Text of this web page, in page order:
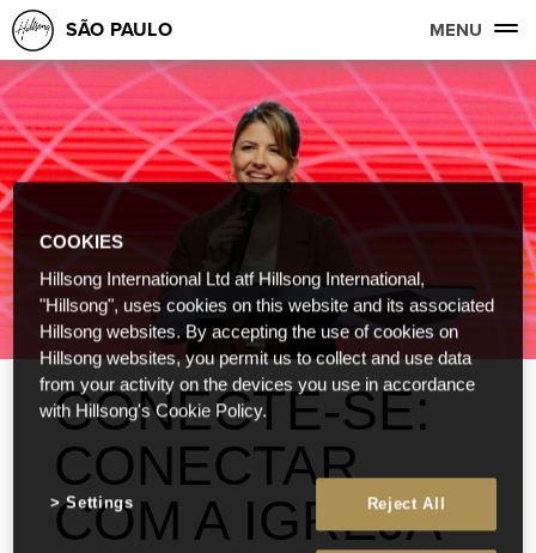
SÃO PAULO MENU
CONECTE-SE:
CONECTAR
COM A IGREJA
COOKIES
Hillsong International Ltd atf Hillsong International,
"Hillsong", uses cookies on this website and its associated
Hillsong websites. By accepting the use of cookies on
Hillsong websites, you permit us to collect and use data
from your activity on the devices you use in accordance
with Hillsong's Cookie Policy.
Reject All
Settings